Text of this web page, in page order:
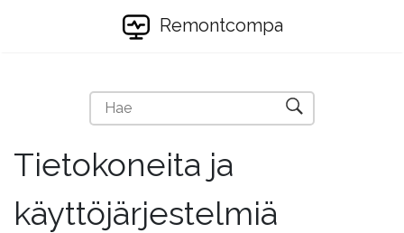
Remontcompa
Tietokoneita ja
käyttöjärjestelmiä